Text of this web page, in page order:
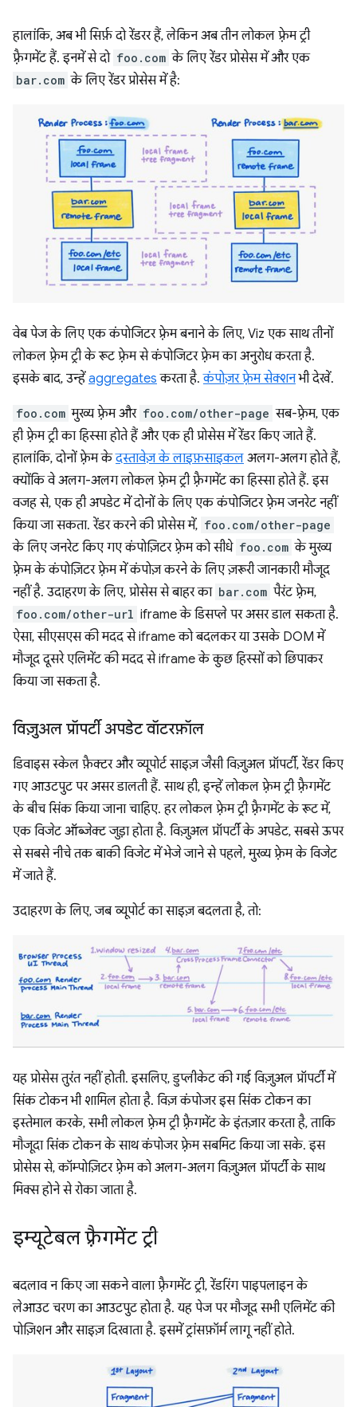
हालांकि, अब भी सिर्फ़ दो रेंडरर हैं, लेकिन अब तीन लोकल फ़्रेम ट्री
फ़्रैगमेंट हैं. इनमें से दो foo.com के लिए रेंडर प्रोसेस में और एक
bar.com के लिए रेंडर प्रोसेस में है:
वेब पेज के लिए एक कंपोजिटर फ़्रेम बनाने के लिए, Viz एक साथ तीनों
लोकल फ़्रेम ट्री के रूट फ़्रेम से कंपोजिटर फ़्रेम का अनुरोध करता है.
इसके बाद, उन्हें aggregates करता है.कंपोज़र फ़्रेम सेक्शनभी देखें.
foo.com मुख्य फ़्रेम और foo.com/other-page सब-फ़्रेम, एक
ही फ़्रेम ट्री का हिस्सा होते हैं और एक ही प्रोसेस में रेंडर किए जाते हैं.
हालांकि, दोनों फ़्रेम केदस्तावेज़ के लाइफ़साइकल अलग-अलग होते हैं,
क्योंकि वे अलग-अलग लोकल फ़्रेम ट्री फ़्रैगमेंट का हिस्सा होते हैं. इस
वजह से, एक ही अपडेट में दोनों के लिए एक कंपोजिटर फ़्रेम जनरेट नहीं
किया जा सकता. रेंडर करने की प्रोसेस में, foo.com/other-page
के लिए जनरेट किए गए कंपोज़िटर फ़्रेम को सीधे foo.com के मुख्य
फ़्रेम के कंपोज़िटर फ़्रेम में कंपोज़ करने के लिए ज़रूरी जानकारी मौजूद
नहीं है. उदाहरण के लिए, प्रोसेस से बाहर का bar.com पैरंट फ़्रेम,
foo.com/other-url iframe के डिसप्ले पर असर डाल सकता है.
ऐसा, सीएसएस की मदद से iframe को बदलकर या उसके DOM में
मौजूद दूसरे एलिमेंट की मदद से iframe के कुछ हिस्सों को छिपाकर
किया जा सकता है.
विज़ुअल प्रॉपर्टी अपडेट वॉटरफ़ॉल
डिवाइस स्केल फ़ैक्टर और व्यूपोर्ट साइज़ जैसी विज़ुअल प्रॉपर्टी, रेंडर किए
गए आउटपुट पर असर डालती हैं. साथ ही, इन्हें लोकल फ़्रेम ट्री फ़्रैगमेंट
के बीच सिंक किया जाना चाहिए. हर लोकल फ़्रेम ट्री फ़्रैगमेंट के रूट में,
एक विजेट ऑब्जेक्ट जुड़ा होता है. विज़ुअल प्रॉपर्टी के अपडेट, सबसे ऊपर
से सबसे नीचे तक बाकी विजेट में भेजे जाने से पहले, मुख्य फ़्रेम के विजेट
में जाते हैं.
उदाहरण के लिए, जब व्यूपोर्ट का साइज़ बदलता है, तो:
यह प्रोसेस तुरंत नहीं होती. इसलिए, डुप्लीकेट की गई विज़ुअल प्रॉपर्टी में
सिंक टोकन भी शामिल होता है. विज़ कंपोजर इस सिंक टोकन का
इस्तेमाल करके, सभी लोकल फ़्रेम ट्री फ़्रैगमेंट के इंतज़ार करता है, ताकि
मौजूदा सिंक टोकन के साथ कंपोजर फ़्रेम सबमिट किया जा सके. इस
प्रोसेस से, कॉम्पोज़िटर फ़्रेम को अलग-अलग विज़ुअल प्रॉपर्टी के साथ
मिक्स होने से रोका जाता है.
इम्यूटेबल फ़्रैगमेंट ट्री
बदलाव न किए जा सकने वाला फ़्रैगमेंट ट्री, रेंडरिंग पाइपलाइन के
लेआउट चरण का आउटपुट होता है. यह पेज पर मौजूद सभी एलिमेंट की
पोज़िशन और साइज़ दिखाता है. इसमें ट्रांसफ़ॉर्म लागू नहीं होते.